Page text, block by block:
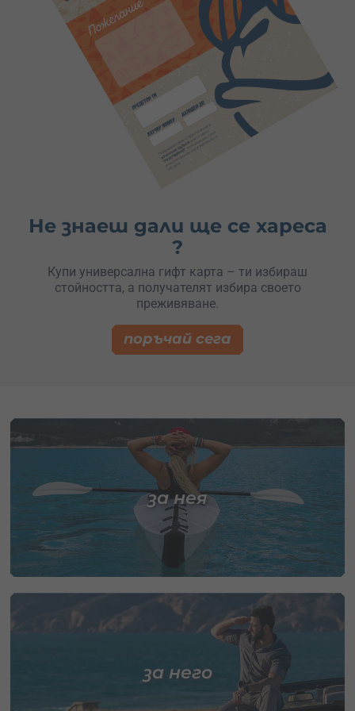
Не знаеш дали ще се хареса
?
Купи универсална гифт карта – ти избираш
стойността, а получателят избира своето
преживяване.
поръчай сега
за нея
за него